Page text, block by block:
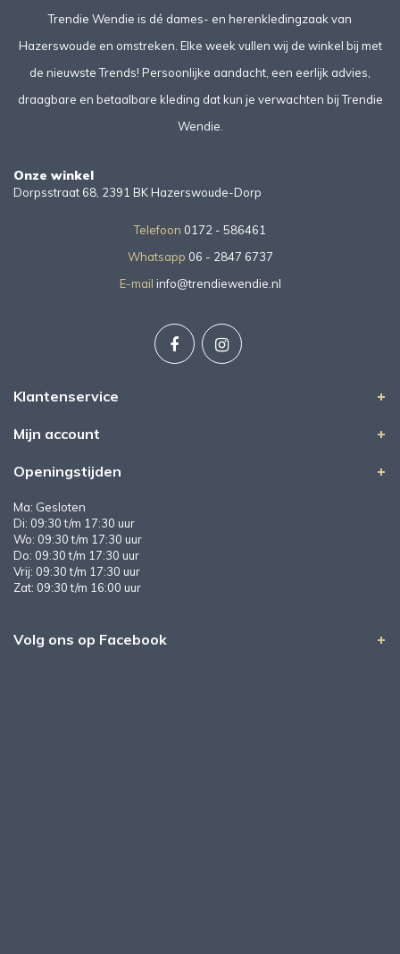
Trendie Wendie is dé dames- en herenkledingzaak van
Hazerswoude en omstreken. Elke week vullen wij de winkel bij met
de nieuwste Trends! Persoonlijke aandacht, een eerlijk advies,
draagbare en betaalbare kleding dat kun je verwachten bij Trendie
Wendie.
Onze winkel
Dorpsstraat 68, 2391 BK Hazerswoude-Dorp
Telefoon 0172 - 586461
Whatsapp 06 - 2847 6737
E-mail info@trendiewendie.nl
Klantenservice
Mijn account
Openingstijden
Ma: Gesloten
Di: 09:30 t/m 17:30 uur
Wo: 09:30 t/m 17:30 uur
Do: 09:30 t/m 17:30 uur
Vrij: 09:30 t/m 17:30 uur
Zat: 09:30 t/m 16:00 uur
Volg ons op Facebook